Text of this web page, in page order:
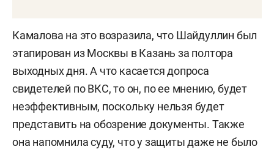
Камалова на это возразила, что Шайдуллин был
этапирован из Москвы в Казань за полтора
выходных дня. А что касается допроса
свидетелей по ВКС, то он, по ее мнению, будет
неэффективным, поскольку нельзя будет
представить на обозрение документы. Также
она напомнила суду, что у защиты даже не было